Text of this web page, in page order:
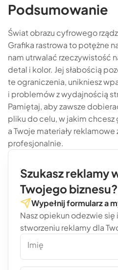
Podsumowanie
Świat obrazu cyfrowego
Grafika rastrowa to potężne
nam utrwalać rzeczywistość
detal i kolor. Jej słabością
te ograniczenia, unikniesz
i problemów z wydajnością
Pamiętaj, aby zawsze
pliku do celu, w jakim chcesz
a Twoje materiały
profesjonalnie.
Szukasz reklamy
Twojego biznesu?
Wypełnij formularz a
Nasz opiekun odezwie się
stworzeniu reklamy dla
Imię